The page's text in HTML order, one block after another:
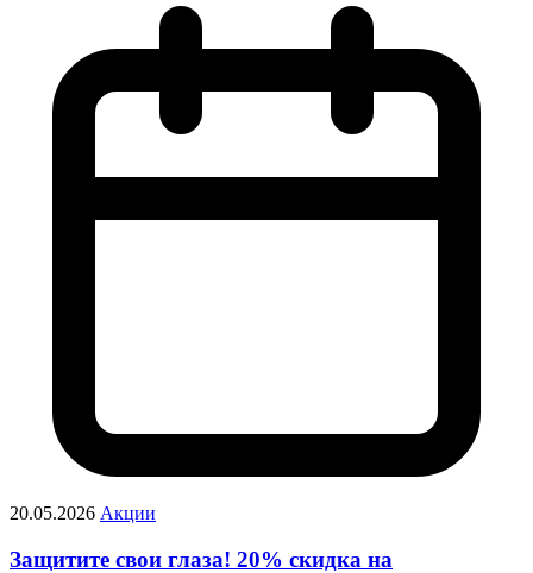
20.05.2026 Акции
Защитите свои глаза! 20% скидка на